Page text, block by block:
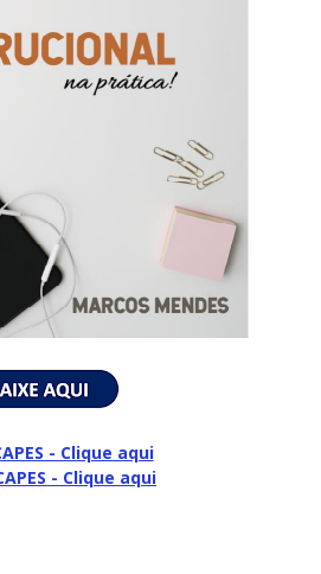
- Clique aqui
- Clique aqui